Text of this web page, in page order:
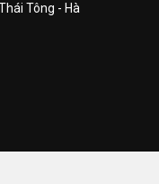
Tông - Hà